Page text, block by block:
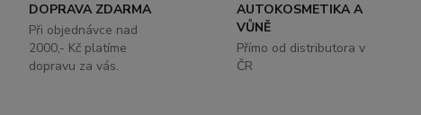
DOPRAVA ZDARMA
Při objednávce nad
2000,- Kč platíme
dopravu za vás.
AUTOKOSMETIKA A
VŮNĚ
Přímo od distributora v
ČR